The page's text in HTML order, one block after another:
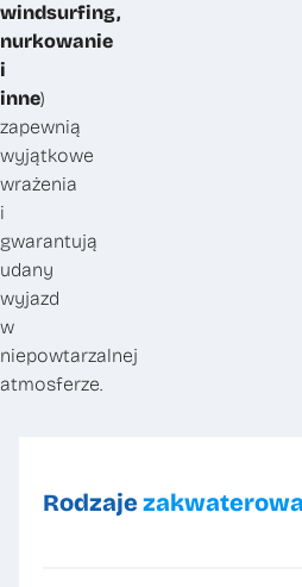
windsurfing,
nurkowanie
i
inne)
zapewnią
wyjątkowe
wrażenia
i
gwarantują
udany
wyjazd
w
niepowtarzalnej
atmosferze.
Rodzaje